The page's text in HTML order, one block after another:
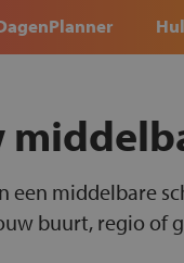
een middelbare
buurt, regio of